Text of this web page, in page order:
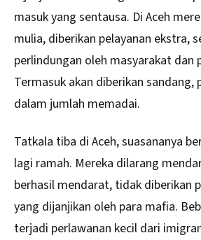
masuk yang sentausa. Di Aceh
mulia, diberikan pelayanan ekstra,
perlindungan oleh masyarakat dan
Termasuk akan diberikan sandang,
dalam jumlah memadai.
Tatkala tiba di Aceh, suasananya
lagi ramah. Mereka dilarang
berhasil mendarat, tidak diberikan
yang dijanjikan oleh para mafia.
terjadi perlawanan kecil dari